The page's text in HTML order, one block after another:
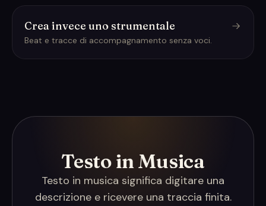
Crea invece uno strumentale
Beat e tracce di accompagnamento senza voci.
Testo in Musica
Testo in musica significa digitare una
descrizione e ricevere una traccia finita.